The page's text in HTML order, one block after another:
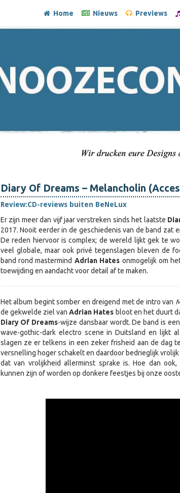
Home Nieuws Previews
Diary Of Dreams – Melancholin
Review:CD-reviews buiten BeNeLux
Er zijn meer dan vijf jaar verstreken sinds het laatste
2017. Nooit eerder in de geschiedenis van de band zat
De reden hiervoor is complex; de wereld lijkt gek te
veel globale, maar ook privé tegenslagen bleven de
band rond mastermind Adrian Hates onmogelijk om
toewijding en aandacht voor detail af te maken.
Het album begint somber en dreigend met de intro van
de gekwelde ziel vanAdrian Hates bloot en het duurt
Diary Of Dreams-wijze dansbaar wordt. De band is
wave-gothic-dark electro scene in Duitsland en lijkt
slagen ze er telkens in een zeker frisheid aan de dag
versnelling hoger schakelt en daardoor bedrieglijk
dat van vrolijkheid allerminst sprake is. Hoe dan
kunnen zijn of worden op donkere feestjes bij onze